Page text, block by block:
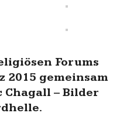
Forums
2015 gemeinsam
Chagall – Bilder